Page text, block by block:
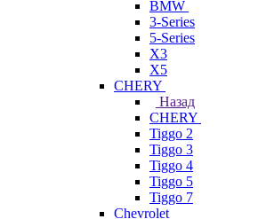
BMW
3-Series
5-Series
X3
X5
CHERY
Назад
CHERY
Tiggo 2
Tiggo 3
Tiggo 4
Tiggo 5
Tiggo 7
Chevrolet